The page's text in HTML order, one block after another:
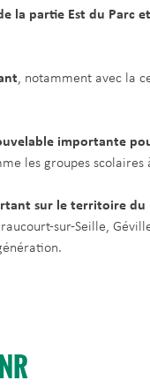
la partie Est du Parc
, notamment avec la
importante
les groupes
sur le territoire du
sur-Seille,